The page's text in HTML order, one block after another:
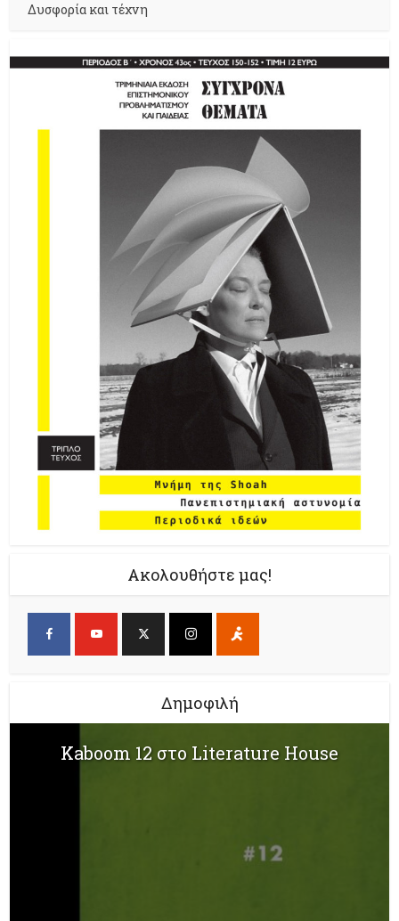
Δυσφορία και τέχνη
Ακολουθήστε μας!
Δημοφιλή
Kaboom 12 στο Literature House